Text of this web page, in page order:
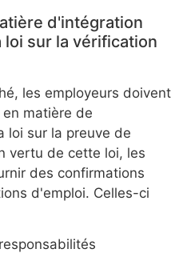
d'intégration
sur la vérification
les employeurs doivent
matière de
loi sur la preuve de
vertu de cette loi, les
des confirmations
d'emploi. Celles-ci